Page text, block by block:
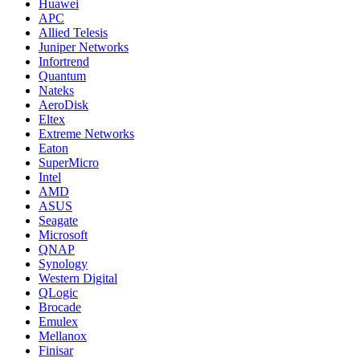
Huawei
APC
Allied Telesis
Juniper Networks
Infortrend
Quantum
Nateks
AeroDisk
Eltex
Extreme Networks
Eaton
SuperMicro
Intel
AMD
ASUS
Seagate
Microsoft
QNAP
Synology
Western Digital
QLogic
Brocade
Emulex
Mellanox
Finisar